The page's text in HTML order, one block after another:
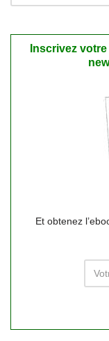
Inscrivez
Et obtenez